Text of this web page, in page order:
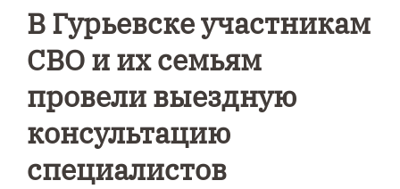
В Гурьевске участникам
СВО и их семьям
провели выездную
консультацию
специалистов